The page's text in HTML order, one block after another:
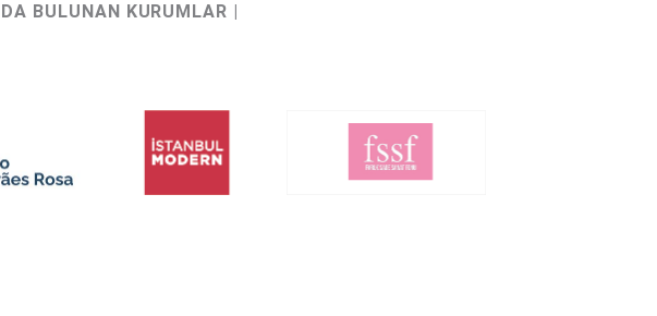
BULUNAN KURUMLAR |